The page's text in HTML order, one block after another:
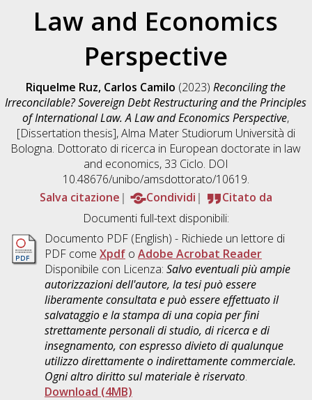
Law and Economics
Perspective
Riquelme Ruz, Carlos Camilo (2023)Reconciling the
Irreconcilable? Sovereign Debt Restructuring and the Principles
of International Law. A Law and Economics Perspective,
[Dissertation thesis], Alma Mater Studiorum Università di
Bologna. Dottorato di ricerca in European doctorate in law
and economics, 33 Ciclo. DOI
10.48676/unibo/amsdottorato/10619.
Salva citazione
Condividi
Citato da
Documenti full-text disponibili:
Documento PDF(English) - Richiede un lettore di
PDF come Xpdfo Adobe Acrobat Reader
Disponibile con Licenza: Salvo eventuali più ampie
autorizzazioni dell'autore, la tesi può essere
liberamente consultata e può essere effettuato il
salvataggio e la stampa di una copia per fini
strettamente personali di studio, di ricerca e di
insegnamento, con espresso divieto di qualunque
utilizzo direttamente o indirettamente commerciale.
Ogni altro diritto sul materiale è riservato.
Download (4MB)